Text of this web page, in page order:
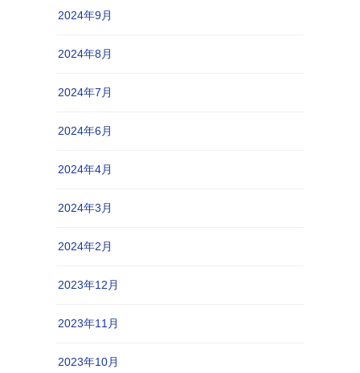
2024年9月
2024年8月
2024年7月
2024年6月
2024年4月
2024年3月
2024年2月
2023年12月
2023年11月
2023年10月